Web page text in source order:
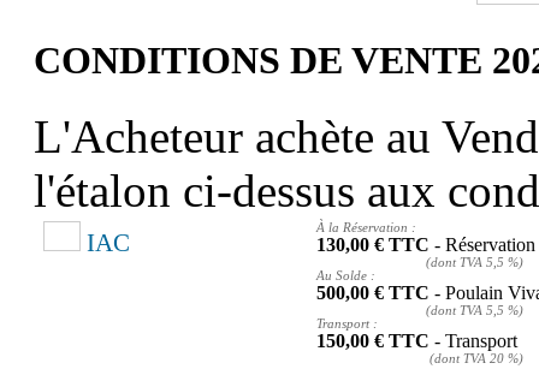
CONDITIONS DE VENTE
L'Acheteur achète au
l'étalon ci-dessus aux
IAC
À la Réservation :
130,00 € TTC - Réservation
(dont TVA 5,5 %)
Au Solde :
500,00 € TTC - Poulain
(dont TVA 5,5 %)
Transport :
150,00 € TTC - Transport
(dont TVA 20 %)